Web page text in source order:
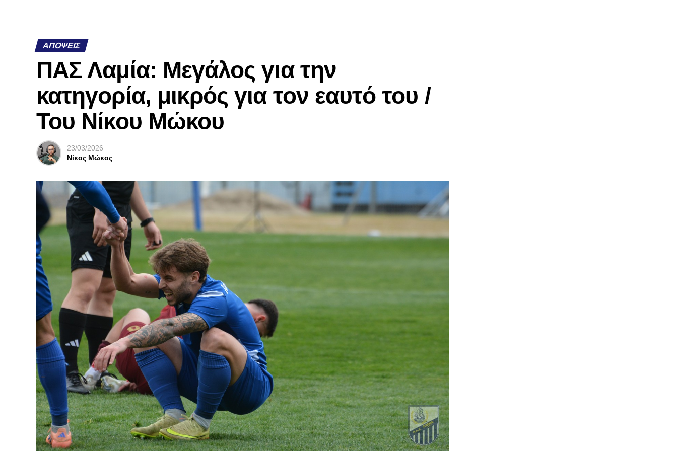
ΑΠΌΨΕΙΣ
ΠΑΣ Λαμία: Μεγάλος για την
κατηγορία, μικρός για τον εαυτό του /
Του Νίκου Μώκου
23/03/2026
Νίκος Μώκος